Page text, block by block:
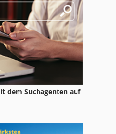
dem Suchagenten auf